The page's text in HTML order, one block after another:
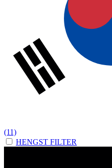
(11)
HENGST FILTER